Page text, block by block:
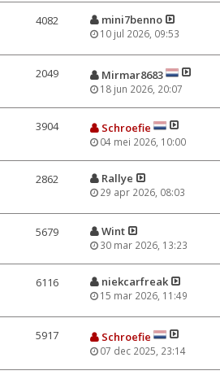
4082 mini7benno
10 jul 2026, 09:53
2049 Mirmar8683
18 jun 2026, 20:07
3904 Schroefie
04 mei 2026, 10:00
2862 Rallye
29 apr 2026, 08:03
5679 Wint
30 mar 2026, 13:23
6116 niekcarfreak
15 mar 2026, 11:49
5917 Schroefie
07 dec 2025, 23:14